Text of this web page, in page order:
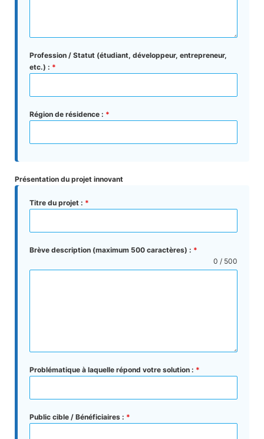
Profession / Statut (étudiant, développeur, entrepreneur,
etc.) : *
Région de résidence : *
Présentation du projet innovant
Titre du projet : *
Brève description (maximum 500 caractères) : *
0 / 500
Problématique à laquelle répond votre solution : *
Public cible / Bénéficiaires : *